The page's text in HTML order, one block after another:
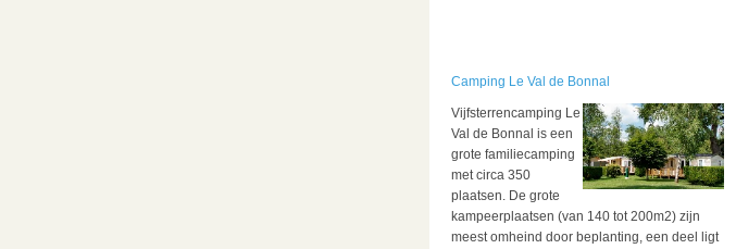
Camping Le Val de Bonnal
Vijfsterrencamping Le
Val de Bonnal is een
grote familiecamping
met circa 350
plaatsen. De grote
kampeerplaatsen (van 140 tot 200m2) zijn
meest omheind door beplanting, een deel ligt